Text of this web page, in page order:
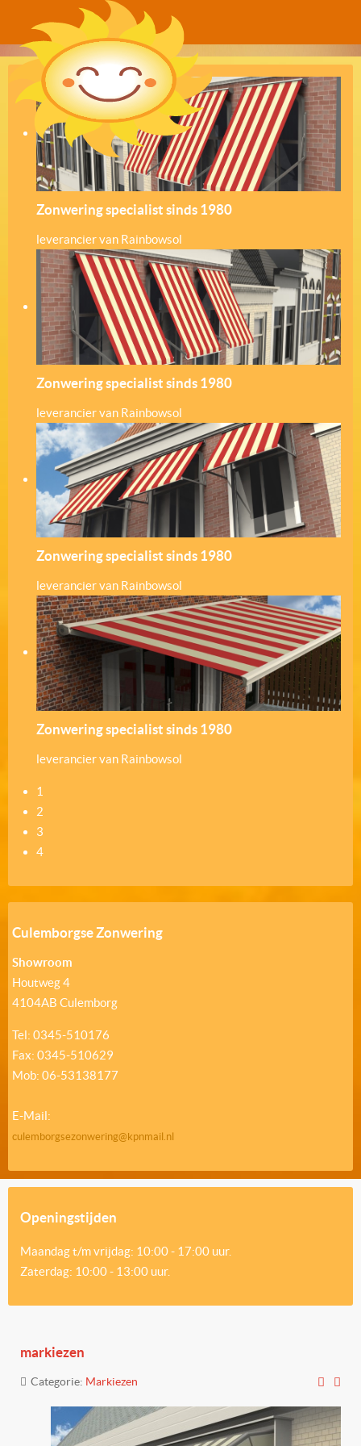
Zonwering specialist sinds 1980
leverancier van Rainbowsol
Zonwering specialist sinds 1980
leverancier van Rainbowsol
Zonwering specialist sinds 1980
leverancier van Rainbowsol
Zonwering specialist sinds 1980
leverancier van Rainbowsol
1
2
3
4
Culemborgse Zonwering
Showroom
Houtweg 4
4104AB Culemborg
Tel: 0345-510176
Fax: 0345-510629
Mob: 06-53138177
E-Mail:
culemborgsezonwering@kpnmail.nl
Openingstijden
Maandag t/m vrijdag: 10:00 - 17:00 uur.
Zaterdag: 10:00 - 13:00 uur.
markiezen
Categorie: Markiezen